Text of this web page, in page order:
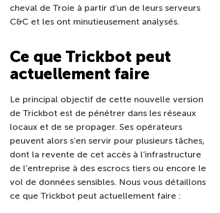
cheval de Troie à partir d’un de leurs serveurs
C&C et les ont minutieusement analysés.
Ce que Trickbot peut
actuellement faire
Le principal objectif de cette nouvelle version
de Trickbot est de pénétrer dans les réseaux
locaux et de se propager. Ses opérateurs
peuvent alors s’en servir pour plusieurs tâches,
dont la revente de cet accès à l’infrastructure
de l’entreprise à des escrocs tiers ou encore le
vol de données sensibles. Nous vous détaillons
ce que Trickbot peut actuellement faire :